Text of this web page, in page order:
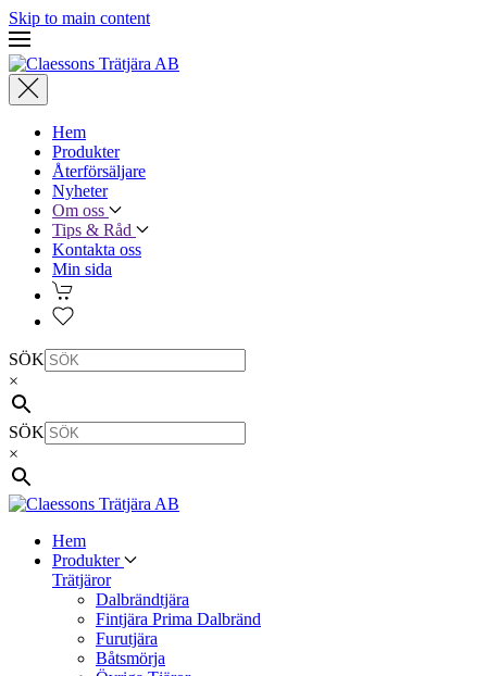
Skip to main content
Hem
Produkter
Återförsäljare
Nyheter
Om oss
Tips & Råd
Kontakta oss
Min sida
SÖK
×
SÖK
×
Hem
Produkter
Trätjäror
Dalbrändtjära
Fintjära Prima Dalbränd
Furutjära
Båtsmörja